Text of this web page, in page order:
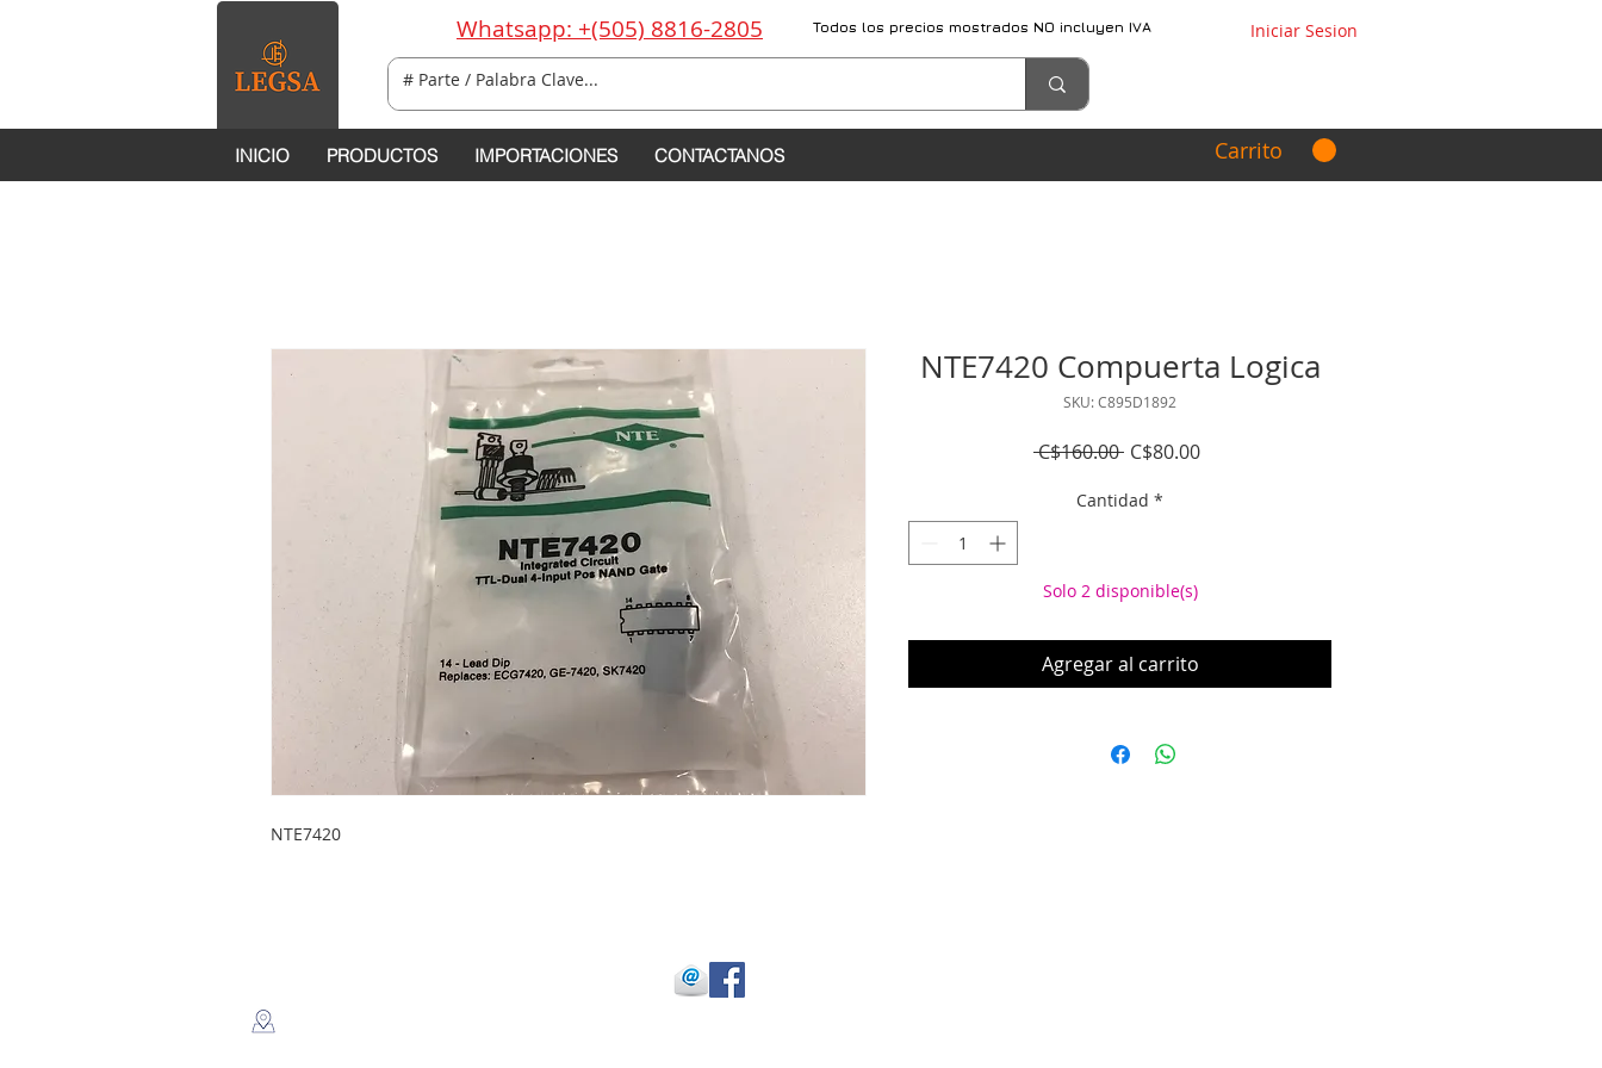
Whatsapp: +(505) 8816-2805 Todos los precios mostrados NO incluyen IVA Iniciar Sesion
INICIO PRODUCTOS IMPORTACIONES CONTACTANOS Carrito
NTE7420
NTE7420 Compuerta Logica
SKU: C895D1892
C$160.00 Precio
C$80.00Precio
Cantidad *
Solo 2 disponible(s)
Agregar al carrito